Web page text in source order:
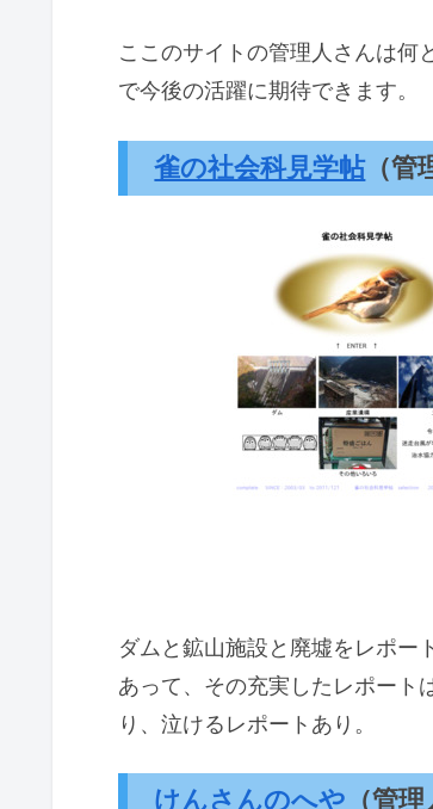
ここのサイトの管理人さんは何
で今後の活躍に期待できます。
雀の社会科見学帖（管
ダムと鉱山施設と廃墟をレポー
あって、その充実したレポート
り、泣けるレポートあり。
けんさんのへや （管